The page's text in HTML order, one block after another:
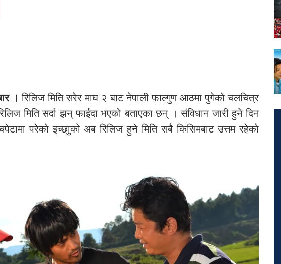
। रिलिज मिति सरेर माघ २ बाट नेपाली फाल्गुण आठमा पुगेको चलचित्र
मिति सर्दा झन् फाईदा भएको बताएका छन् । संविधान जारी हुने दिन
परेको इच्छाुको अब रिलिज हुने मिति सबै किसिमबाट उत्तम रहेको